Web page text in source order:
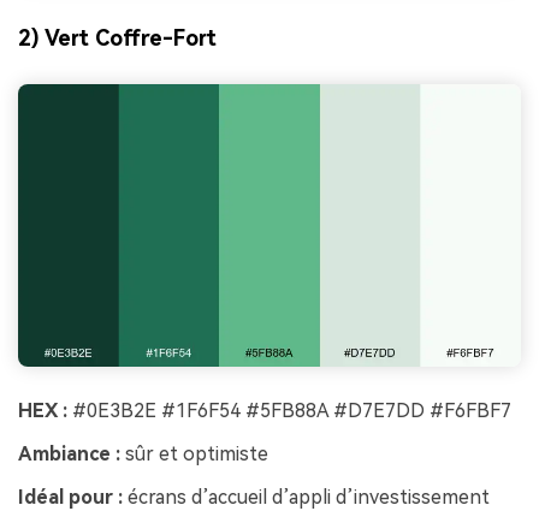
2) Vert Coffre-Fort
HEX : #0E3B2E #1F6F54 #5FB88A #D7E7DD #F6FBF7
Ambiance : sûr et optimiste
Idéal pour : écrans d’accueil d’appli d’investissement